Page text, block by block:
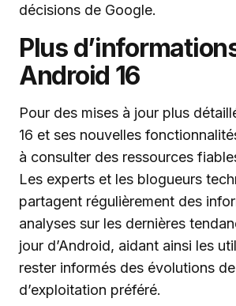
décisions de Google.
Plus
Android 16
Pour des mises à jour plus
16 et ses nouvelles
à consulter des ressources
Les experts et les blogueurs
partagent régulièrement des
analyses sur les dernières
jour d’Android, aidant ainsi les
rester informés des évolutions
d’exploitation préféré.